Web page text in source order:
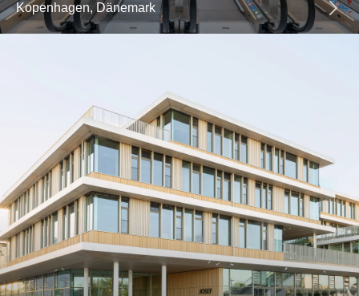
Kopenhagen, Dänemark